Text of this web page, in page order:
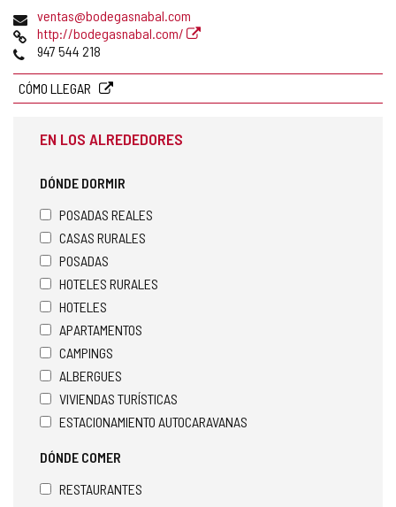
Dirección
de
correo
ventas@bodegasnabal.com
Página
Web
http://bodegasnabal.com/
Teléfonos
947 544 218
CÓMO LLEGAR
EN LOS ALREDEDORES
DÓNDE DORMIR
POSADAS REALES
CASAS RURALES
POSADAS
HOTELES RURALES
HOTELES
APARTAMENTOS
CAMPINGS
ALBERGUES
VIVIENDAS TURÍSTICAS
ESTACIONAMIENTO AUTOCARAVANAS
DÓNDE COMER
RESTAURANTES